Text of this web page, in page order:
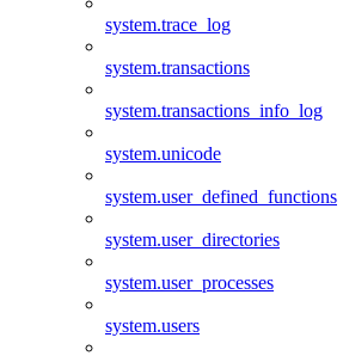
system.trace_log
system.transactions
system.transactions_info_log
system.unicode
system.user_defined_functions
system.user_directories
system.user_processes
system.users